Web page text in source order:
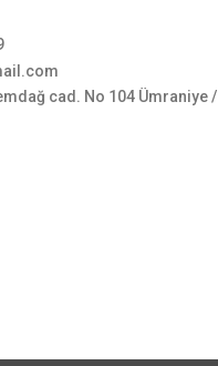
cad. No 104 Ümraniye /